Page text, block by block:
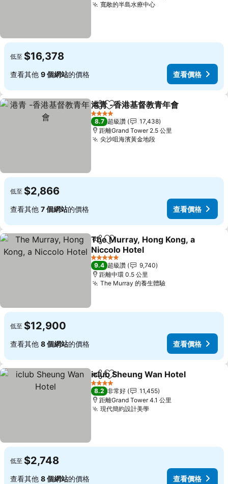
寬敞的半島水療中心查看價格
低至 $16,378
查看其他 9 個網站的價格 查看價格
分享 加入我的最愛
港青 -香港基督教青年會
4 星級
8.7 超級讚
17,438
距離Grand Tower 2.5 公里
尖沙咀海濱黃金地段查看價格
低至 $2,866
查看其他 7 個網站的價格 查看價格
分享 加入我的最愛
The Murray, Hong Kong, a
Niccolo Hotel
查看價格
5 星級
9.4 超級讚
9,740
距離中環 0.5 公里
The Murray 的養生體驗查看價格
低至 $12,900
查看其他 8 個網站的價格 查看價格
分享 加入我的最愛
iclub Sheung Wan Hotel
4 星級
8.2 非常好
11,455
距離Grand Tower 4.1 公里
現代簡約設計美學查看價格
低至 $2,748
查看其他 8 個網站的價格 查看價格